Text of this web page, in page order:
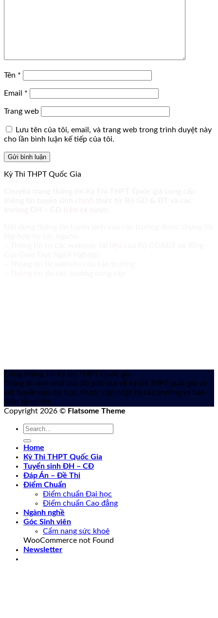
Tên *
Email *
Trang web
Lưu tên của tôi, email, và trang web trong trình duyệt này
cho lần bình luận kế tiếp của tôi.
Kỳ Thi THPT Quốc Gia
Cổng thông tin Kỳ thi THPT Quốc gia
Thông tin mới nhất của Bộ giáo dục về kỳ thi THPT quốc gia và
xét tuyển vào đại học. Được cập nhật từ các trường và báo
điện tử uy tín.
Copyright 2026 © Flatsome Theme
Home
Kỳ Thi THPT Quốc Gia
Tuyển sinh ĐH – CĐ
Đáp Án – Đề Thi
Điểm Chuẩn
Điểm chuẩn Đại học
Điểm chuẩn Cao đẳng
Ngành nghề
Góc Sinh viên
Cẩm nang sức khoẻ
WooCommerce not Found
Newsletter